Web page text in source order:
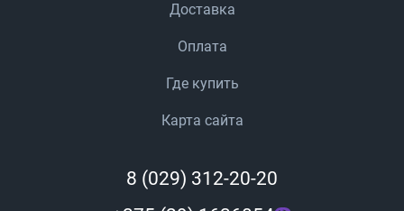
Доставка
Оплата
Где купить
Карта сайта
8 (029) 312-20-20